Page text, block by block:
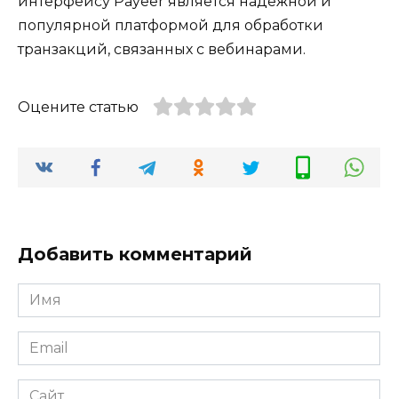
популярной платформой для обработки
транзакций, связанных с вебинарами.
Оцените статью
Добавить комментарий
Имя
*
Email
*
Сайт